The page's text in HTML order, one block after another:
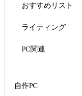
おすすめリスト
ライティング
PC関連
自作PC